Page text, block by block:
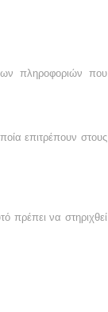
πληροφοριών που
επιτρέπουν στους
πρέπει να στηριχθεί